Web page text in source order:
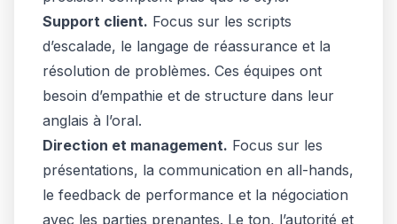
Support client. Focus sur les scripts
d’escalade, le langage de réassurance et la
résolution de problèmes. Ces équipes ont
besoin d’empathie et de structure dans leur
anglais à l’oral.
Direction et management. Focus sur les
présentations, la communication en all-hands,
le feedback de performance et la négociation
avec les parties prenantes. Le ton, l’autorité et